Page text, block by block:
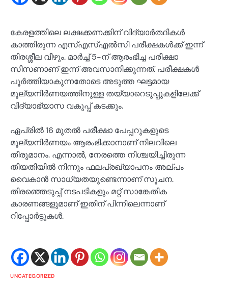
കേരളത്തിലെ ലക്ഷക്കണക്കിന് വിദ്യാർത്ഥികൾ
കാത്തിരുന്ന എസ്എസ്എൽസി പരീക്ഷകൾക്ക് ഇന്ന്
തിരശ്ശീല വീഴും. മാർച്ച് 5-ന് ആരംഭിച്ച പരീക്ഷാ
സീസണാണ് ഇന്ന് അവസാനിക്കുന്നത്. പരീക്ഷകൾ
പൂർത്തിയാകുന്നതോടെ അടുത്ത ഘട്ടമായ
മൂല്യനിർണയത്തിനുള്ള തയ്യാറെടുപ്പുകളിലേക്ക്
വിദ്യാഭ്യാസ വകുപ്പ് കടക്കും.
ഏപ്രിൽ 16 മുതൽ പരീക്ഷാ പേപ്പറുകളുടെ
മൂല്യനിർണയം ആരംഭിക്കാനാണ് നിലവിലെ
തീരുമാനം. എന്നാൽ, നേരത്തെ നിശ്ചയിച്ചിരുന്ന
തീയതിയിൽ നിന്നും ഫലപ്രഖ്യാപനം അല്പം
വൈകാൻ സാധ്യതയുണ്ടെന്നാണ് സൂചന.
തിരഞ്ഞെടുപ്പ് നടപടികളും മറ്റ് സാങ്കേതിക
കാരണങ്ങളുമാണ് ഇതിന് പിന്നിലെന്നാണ്
റിപ്പോർട്ടുകൾ.
UNCATEGORIZED